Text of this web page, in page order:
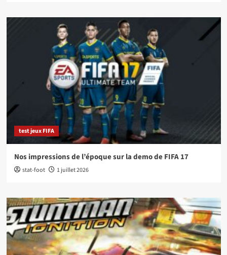
test jeux FIFA
Nos impressions de l’époque sur la demo de FIFA 17
stat-foot 1 juillet 2026